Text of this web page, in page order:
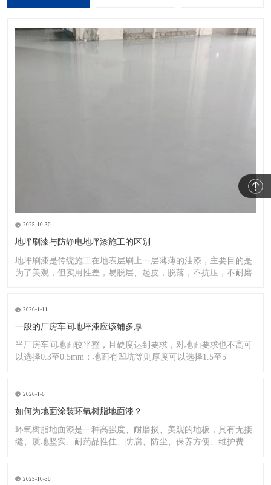
2025-10-30
地坪刷漆与防静电地坪漆施工的区别
地坪刷漆是传统施工在地表层刷上一层薄薄的油漆，主要目的是
为了美观，但实用性差，易脱层、起皮，脱落，不抗压，不耐磨
2026-1-11
一般的厂房车间地坪漆应该铺多厚
当厂房车间地面较平整，且硬度达到要求，对地面要求也不高可
以选择0.3至0.5mm；地面有凹坑等则厚度可以选择1.5至5
2026-1-6
如何为地面涂装环氧树脂地面漆？
环氧树脂地面漆是一种高强度、耐磨损、美观的地板，具有无接
缝、质地坚实、耐药品性佳、防腐、防尘、保养方便、维护费用
2025-10-30